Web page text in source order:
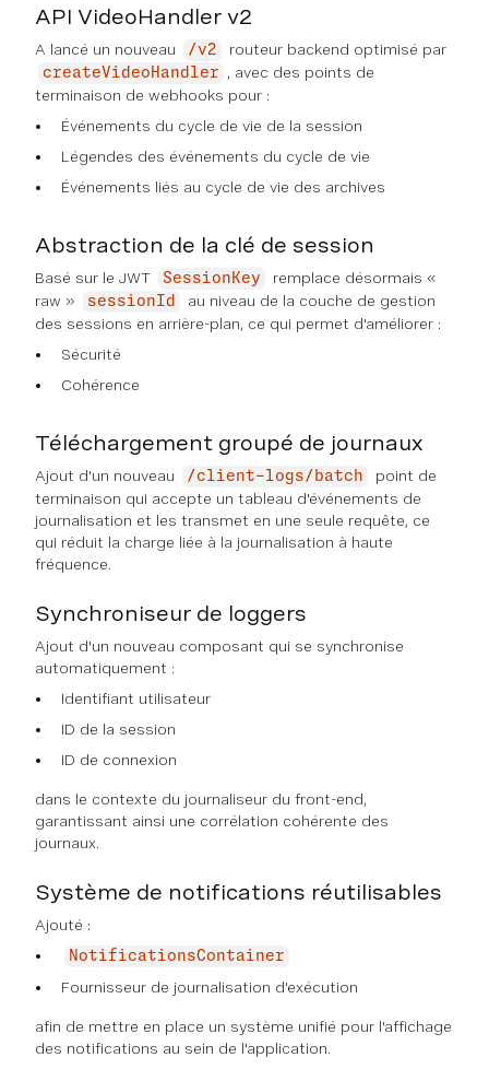
API VideoHandler v2
A lancé un nouveau /v2 routeur backend optimisé par
createVideoHandler
, avec des points de
terminaison de webhooks pour :
Événements du cycle de vie de la session
Légendes des événements du cycle de vie
Événements liés au cycle de vie des archives
Abstraction de la clé de session
Basé sur le JWT SessionKey
remplace désormais «
raw »
sessionId
au niveau de la couche de gestion
des sessions en arrière-plan, ce qui permet d'améliorer :
Sécurité
Cohérence
Téléchargement groupé de journaux
Ajout d'un nouveau /client-logs/batch
point de
terminaison qui accepte un tableau d'événements de
journalisation et les transmet en une seule requête, ce
qui réduit la charge liée à la journalisation à haute
fréquence.
Synchroniseur de loggers
Ajout d'un nouveau composant qui se synchronise
automatiquement :
Identifiant utilisateur
ID de la session
ID de connexion
dans le contexte du journaliseur du front-end,
garantissant ainsi une corrélation cohérente des
journaux.
Système de notifications réutilisables
Ajouté :
NotificationsContainer
Fournisseur de journalisation d'exécution
afin de mettre en place un système unifié pour l'affichage
des notifications au sein de l'application.